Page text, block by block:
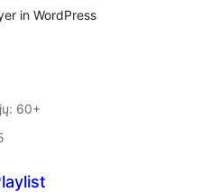
in WordPress
60+